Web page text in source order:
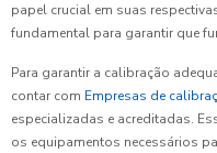
papel crucial em suas
fundamental para garantir que
Para garantir a calibração
contar com Empresas de
especializadas e acreditadas.
os equipamentos necessários